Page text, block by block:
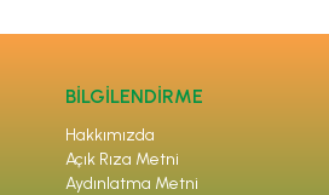
BİLGİLENDİRME
Hakkımızda
Açık Rıza Metni
Aydınlatma Metni